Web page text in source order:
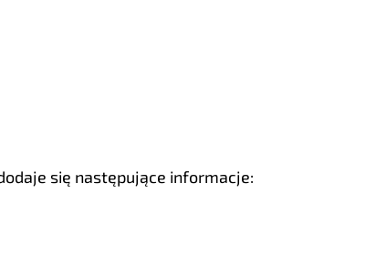
się następujące informacje: